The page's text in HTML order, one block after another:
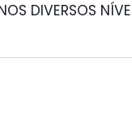
DIVERSOS